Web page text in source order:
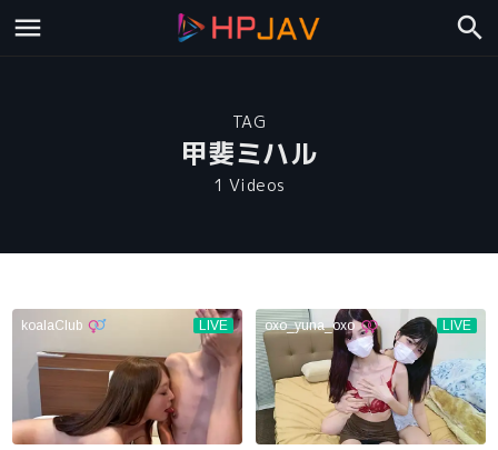
TAG
甲斐ミハル
1 Videos